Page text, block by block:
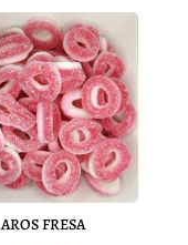
AROS FRESA